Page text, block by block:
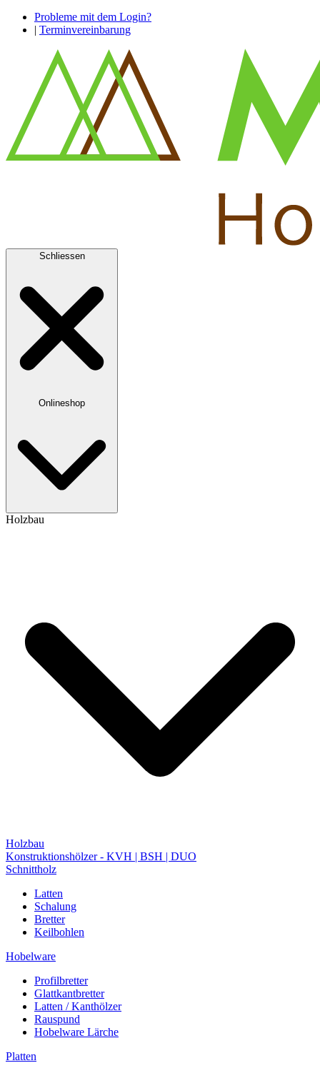
Probleme mit dem Login?
| Terminvereinbarung
Schliessen
Onlineshop
Holzbau
Holzbau
Konstruktionshölzer - KVH | BSH | DUO
Schnittholz
Latten
Schalung
Bretter
Keilbohlen
Hobelware
Profilbretter
Glattkantbretter
Latten / Kanthölzer
Rauspund
Hobelware Lärche
Platten